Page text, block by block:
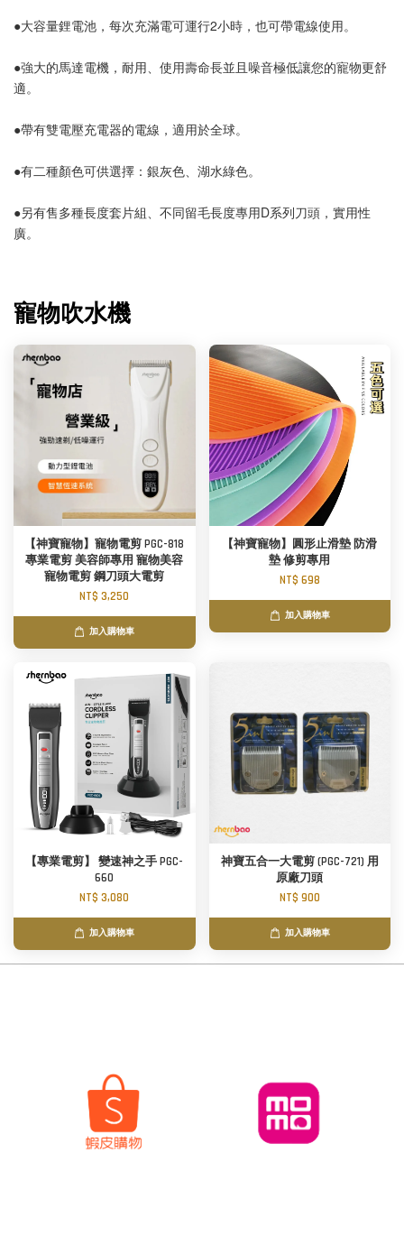
●大容量鋰電池，每次充滿電可運行2小時，也可帶電線使用。
●強大的馬達電機，耐用、使用壽命長並且噪音極低讓您的寵物更舒
適。
●帶有雙電壓充電器的電線，適用於全球。
●有二種顏色可供選擇：銀灰色、湖水綠色。
●另有售多種長度套片組、不同留毛長度專用D系列刀頭，實用性
廣。
寵物吹水機
【神寶寵物】寵物電剪 PGC-818
專業電剪 美容師專用 寵物美容
寵物電剪 鋼刀頭大電剪
NT$ 3,250
加入購物車
【神寶寵物】圓形止滑墊 防滑
墊 修剪專用
NT$ 698
加入購物車
【專業電剪】 變速神之手 PGC-
660
NT$ 3,080
加入購物車
神寶五合一大電剪 (PGC-721) 用
原廠刀頭
NT$ 900
加入購物車